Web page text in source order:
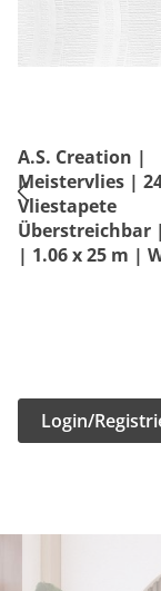
A.S. Creation |
Meistervlies |
Vliestapete
Überstreichbar
| 1.06 x 25 m |
Login/